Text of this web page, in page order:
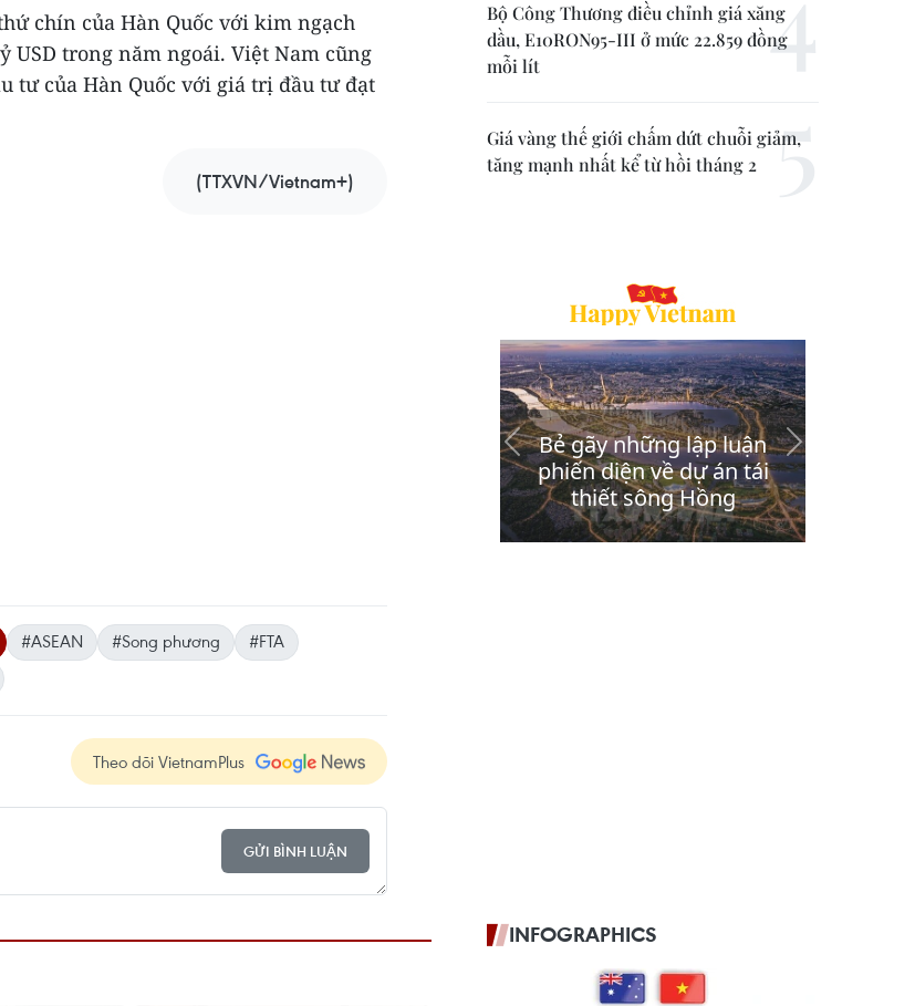
chín của Hàn Quốc với kim ngạch
USD trong năm ngoái. Việt Nam cũng
tư của Hàn Quốc với giá trị đầu tư đạt
(TTXVN/Vietnam+)
#ASEAN #Song phương
#FTA
Theo dõi VietnamPlus
GỬI BÌNH LUẬN
Bộ Công Thương điều chỉnh giá xăng
dầu, E10RON95-III ở mức 22.859 đồng
mỗi lít
Giá vàng thế giới chấm dứt chuỗi giảm,
tăng mạnh nhất kể từ hồi tháng 2
INFOGRAPHICS